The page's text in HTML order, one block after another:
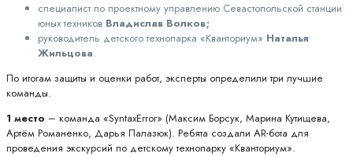
специалист по проектному управлению Севастопольской станции
юных техников Владислав Волков;
руководитель детского технопарка «Кванториум» Наталья
Жильцова.
По итогам защиты и оценки работ, эксперты определили три лучшие
команды.
1 место – команда «SyntaxError» (Максим Борсук, Марина Кутищева,
Артём Романенко, Дарья Палазюк). Ребята создали AR-бота для
проведения экскурсий по детскому технопарку «Кванториум».